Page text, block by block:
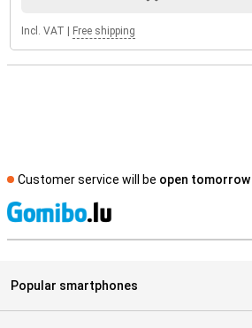
Incl. VAT Free shipping
Customer service will be open tomorrow
Popular smartphones